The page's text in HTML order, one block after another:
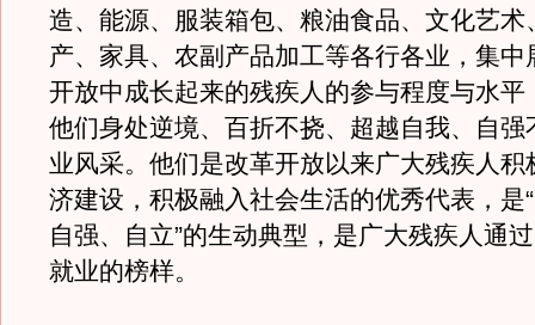
造、能源、服装箱包、粮油食品、文化艺术
产、家具、农副产品加工等各行各业，集中
开放中成长起来的残疾人的参与程度与水平
他们身处逆境、百折不挠、超越自我、自强
业风采。他们是改革开放以来广大残疾人积
济建设，积极融入社会生活的优秀代表，是
自强、自立”的生动典型，是广大残疾人通
就业的榜样。